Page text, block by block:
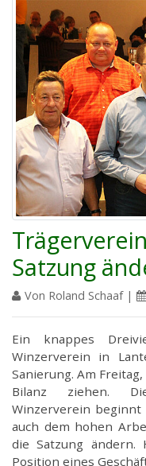
Satzung
Von Roland Schaaf |
Ein knappes
Winzerverein in
Sanierung. Am
Bilanz ziehen.
Winzerverein
auch dem hohen
die Satzung
Position eines